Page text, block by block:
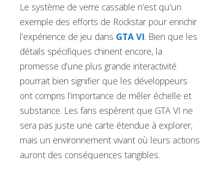
Le système de verre cassable n’est qu’un
exemple des efforts de Rockstar pour enrichir
l’expérience de jeu dans GTA VI. Bien que les
détails spécifiques chinent encore, la
promesse d’une plus grande interactivité
pourrait bien signifier que les développeurs
ont compris l’importance de mêler échelle et
substance. Les fans espèrent que GTA VI ne
sera pas juste une carte étendue à explorer,
mais un environnement vivant où leurs actions
auront des conséquences tangibles.